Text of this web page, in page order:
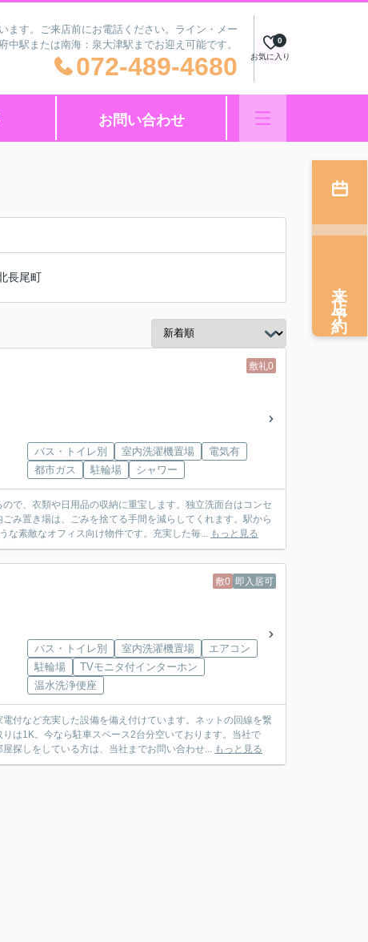
す。ご来店前にお電話ください。ライン・メー
中駅または南海：泉大津駅までお迎え可能です。
072-489-4680 お気に入り
0
お問い合わせ
長尾町
敷礼0
バス・トイレ別 室内洗濯機置場
電気有
都市ガス
駐輪場 シャワー
で、衣類や日用品の収納に重宝します。独立洗面台はコンセ
み置き場は、ごみを捨てる手間を減らしてくれます。駅から
な素敵なオフィス向け物件です。充実した毎... もっと見る
敷0 即入居可
バス・トイレ別 室内洗濯機置場
エアコン
駐輪場
TVモニタ付インターホン
温水洗浄便座
付など充実した設備を備え付けています。ネットの回線を繋
は1K。今なら駐車スペース2台分空いております。当社で
探しをしている方は、当社までお問い合わせ... もっと見る
来店予約